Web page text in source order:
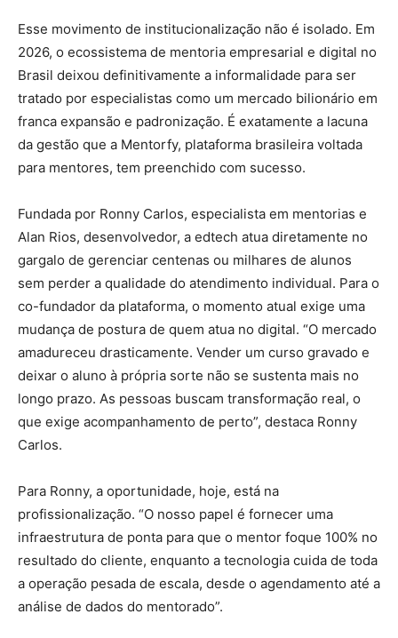
Esse movimento de institucionalização não é isolado. Em
2026, o ecossistema de mentoria empresarial e digital no
Brasil deixou definitivamente a informalidade para ser
tratado por especialistas como um mercado bilionário em
franca expansão e padronização. É exatamente a lacuna
da gestão que a Mentorfy, plataforma brasileira voltada
para mentores, tem preenchido com sucesso.
Fundada por Ronny Carlos, especialista em mentorias e
Alan Rios, desenvolvedor, a edtech atua diretamente no
gargalo de gerenciar centenas ou milhares de alunos
sem perder a qualidade do atendimento individual. Para o
co-fundador da plataforma, o momento atual exige uma
mudança de postura de quem atua no digital. “O mercado
amadureceu drasticamente. Vender um curso gravado e
deixar o aluno à própria sorte não se sustenta mais no
longo prazo. As pessoas buscam transformação real, o
que exige acompanhamento de perto”, destaca Ronny
Carlos.
Para Ronny, a oportunidade, hoje, está na
profissionalização. “O nosso papel é fornecer uma
infraestrutura de ponta para que o mentor foque 100% no
resultado do cliente, enquanto a tecnologia cuida de toda
a operação pesada de escala, desde o agendamento até a
análise de dados do mentorado”.